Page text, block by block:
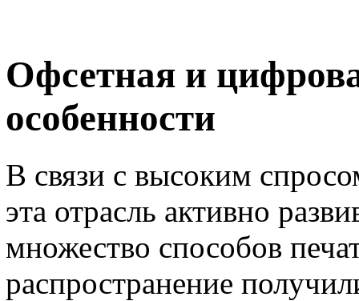
Офсетная и
особенности
В связи с высоким
эта отрасль активно
множество способов
распространение